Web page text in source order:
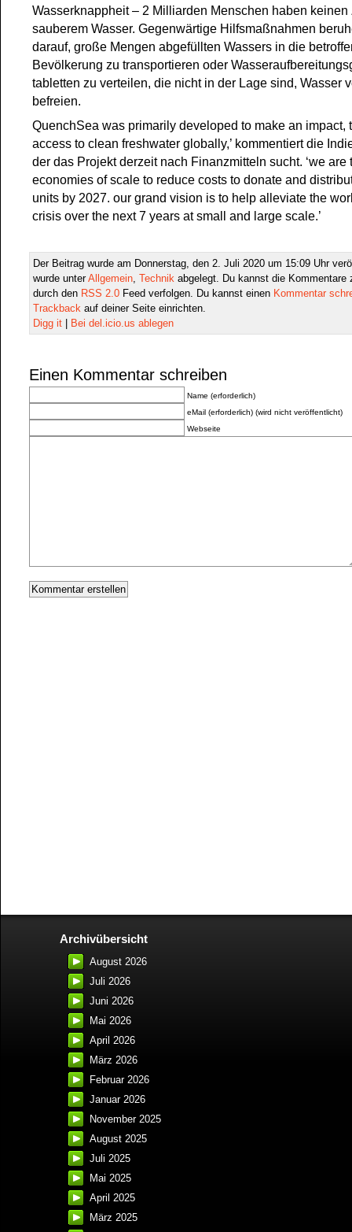
Wasserknappheit – 2 Milliarden Menschen haben keinen
sauberem Wasser. Gegenwärtige Hilfsmaßnahmen
darauf, große Mengen abgefüllten Wassers in die
Bevölkerung zu transportieren oder
tabletten zu verteilen, die nicht in der Lage sind, Wasser
befreien.
QuenchSea was primarily developed to make an impact,
access to clean freshwater globally,’ kommentiert die
der das Projekt derzeit nach Finanzmitteln sucht. ‘we are
economies of scale to reduce costs to donate and
units by 2027. our grand vision is to help alleviate the
crisis over the next 7 years at small and large scale.’
Der Beitrag wurde am Donnerstag, den 2. Juli 2020 um 15:09 Uhr
wurde unterAllgemein, Technik abgelegt. Du kannst die Kommentare
durch den RSS 2.0 Feed verfolgen. Du kannst einen Kommentar
Trackback auf deiner Seite einrichten.
Digg it
Bei del.icio.us ablegen
Einen Kommentar schreiben
Name (erforderlich)
eMail (erforderlich) (wird nicht veröffentlicht)
Webseite
Archivübersicht
August 2026
Juli 2026
Juni 2026
Mai 2026
April 2026
März 2026
Februar 2026
Januar 2026
November 2025
August 2025
Juli 2025
Mai 2025
April 2025
März 2025